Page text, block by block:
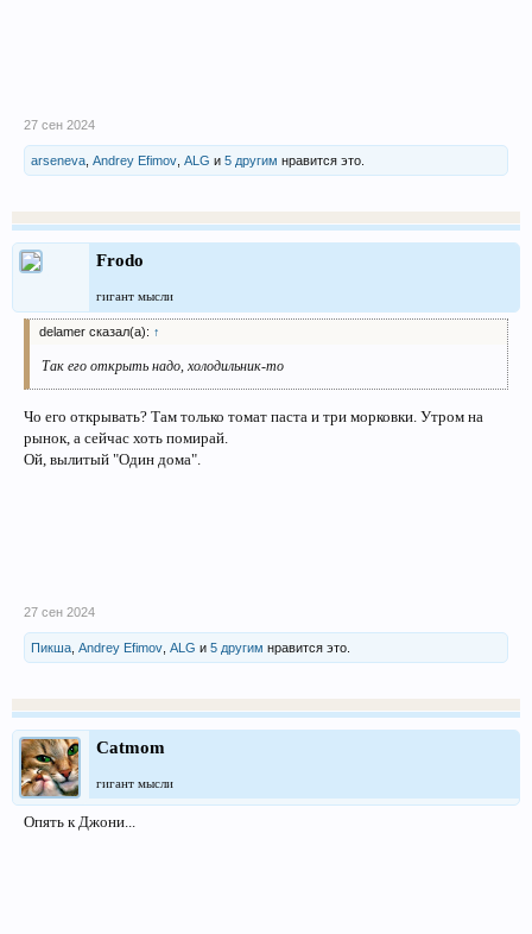
27 сен 2024
arseneva Andrey Efimov ALG и 5 другим нравится это.
Frodo
гигант мысли
delamer сказал(а): ↑
Так его открыть надо, холодильник-то
Чо его открывать? Там только томат паста и три морковки. Утром на
рынок, а сейчас хоть помирай.
Ой, вылитый "Один дома".
27 сен 2024
Пикша Andrey Efimov ALG и 5 другим нравится это.
Catmom
гигант мысли
Опять к Джони...